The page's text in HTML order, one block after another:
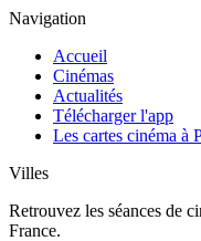
Navigation
Accueil
Cinémas
Actualités
Télécharger l'app
Les cartes cinéma à
Villes
Retrouvez les séances de
France.